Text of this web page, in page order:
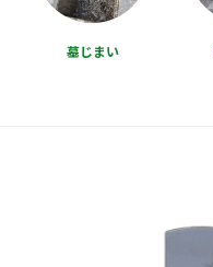
墓じまい